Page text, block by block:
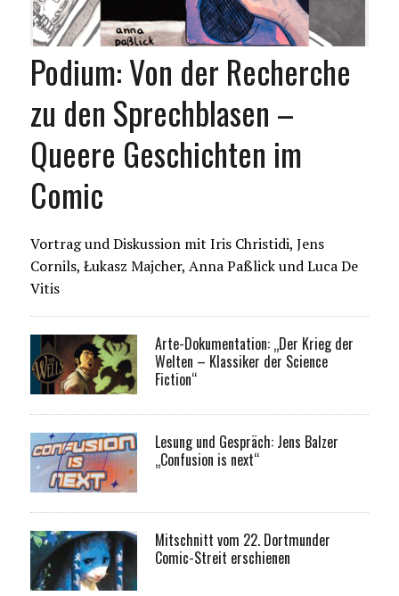
Podium: Von der Recherche
zu den Sprechblasen –
Queere Geschichten im
Comic
Vortrag und Diskussion mit Iris Christidi, Jens
Cornils, Łukasz Majcher, Anna Paßlick und Luca De
Vitis
Arte-Dokumentation: „Der Krieg der
Welten – Klassiker der Science
Fiction“
Lesung und Gespräch: Jens Balzer
„Confusion is next“
Mitschnitt vom 22. Dortmunder
Comic-Streit erschienen